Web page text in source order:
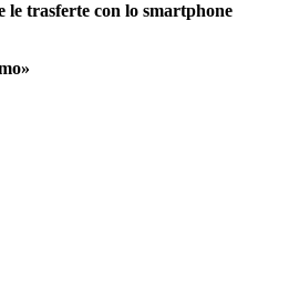
trasferte con lo smartphone